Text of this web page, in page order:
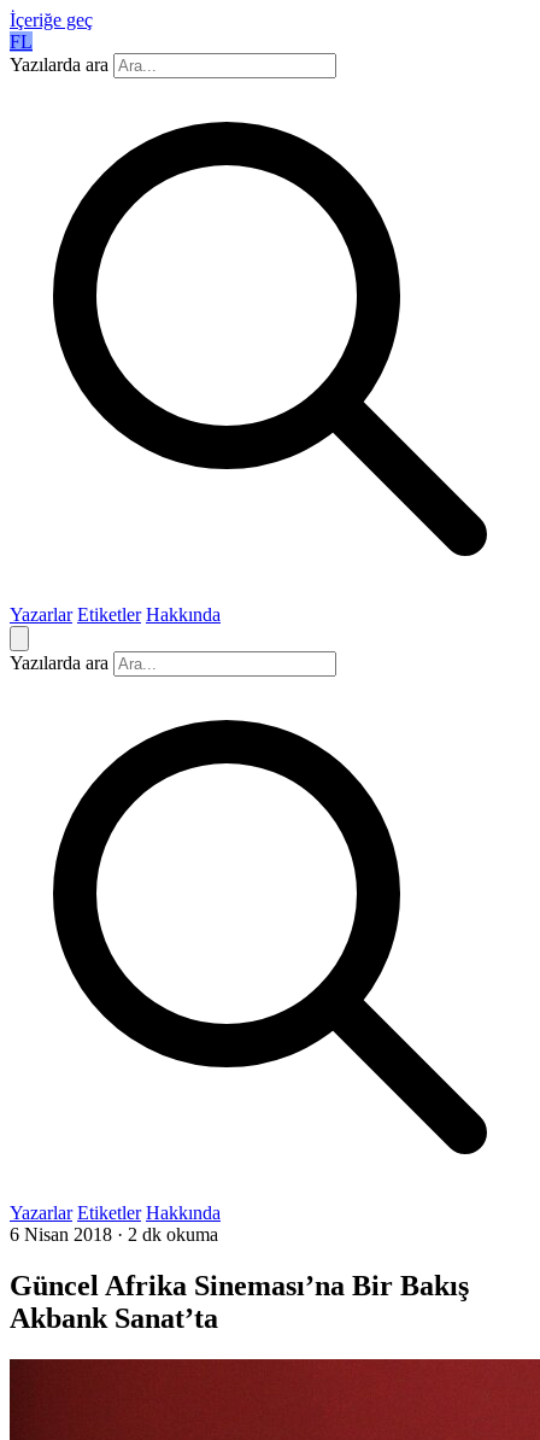
İçeriğe geç
FL
Yazılarda ara
Yazarlar Etiketler Hakkında
Yazılarda ara
Yazarlar Etiketler Hakkında
6 Nisan 2018 · 2 dk okuma
Güncel Afrika Sineması’na Bir Bakış
Akbank Sanat’ta